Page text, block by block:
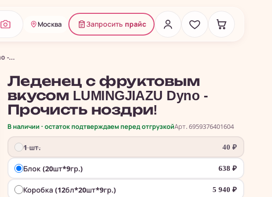
Москва Запросить прайс
-...
Леденец с фруктовым
вкусом LUMINGJIAZU Dyno -
Прочисть ноздри!
В наличии · остаток подтверждаем перед отгрузкойАрт. 6959376401604
1 шт. 40₽
Блок (20шт*9гр.) 638₽
Коробка (12бл*20шт*9гр.) 5 940₽